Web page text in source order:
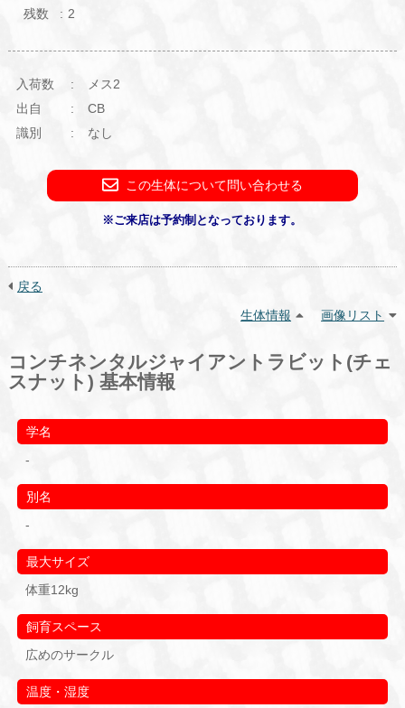
残数 2
入荷数
メス2
出自
CB
識別
なし
この生体について問い合わせる
※ご来店は予約制となっております。
戻る
生体情報
画像リスト
コンチネンタルジャイアントラビット(チェ
スナット) 基本情報
学名
-
別名
-
最大サイズ
体重12kg
飼育スペース
広めのサークル
温度・湿度